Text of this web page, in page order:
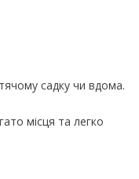
садку чи вдома.
місця та легко